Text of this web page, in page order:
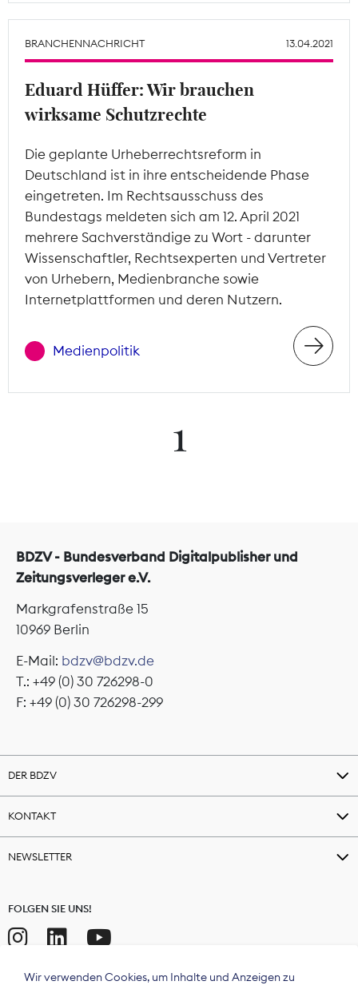
BRANCHENNACHRICHT 13.04.2021
Eduard Hüffer: Wir brauchen
wirksame Schutzrechte
Die geplante Urheberrechtsreform in
Deutschland ist in ihre entscheidende Phase
eingetreten. Im Rechtsausschuss des
Bundestags meldeten sich am 12. April 2021
mehrere Sachverständige zu Wort - darunter
Wissenschaftler, Rechtsexperten und Vertreter
von Urhebern, Medienbranche sowie
Internetplattformen und deren Nutzern.
Medienpolitik
1
BDZV - Bundesverband Digitalpublisher und
Zeitungsverleger e.V.
Markgrafenstraße 15
10969 Berlin
E-Mail: bdzv@bdzv.de
T.: +49 (0) 30 726298-0
F: +49 (0) 30 726298-299
DER BDZV
KONTAKT
NEWSLETTER
FOLGEN SIE UNS!
Wir verwenden Cookies, um Inhalte und Anzeigen zu